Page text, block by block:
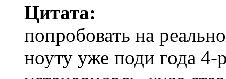
Цитата:
попробовать на
ноуту уже поди года 4-